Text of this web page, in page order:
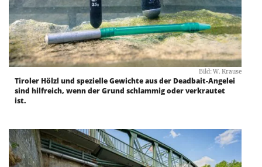
Bild: W. Krause
Tiroler Hölzl und spezielle Gewichte aus der Deadbait-Angelei
sind hilfreich, wenn der Grund schlammig oder verkrautet
ist.